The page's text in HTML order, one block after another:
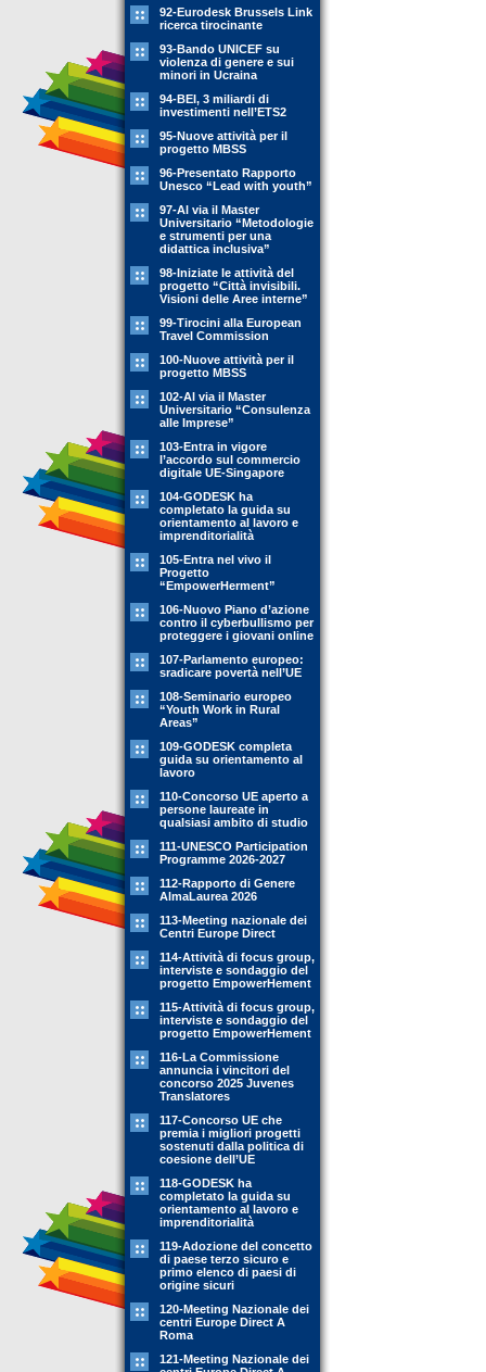
92-Eurodesk Brussels Link
ricerca tirocinante
93-Bando UNICEF su
violenza di genere e sui
minori in Ucraina
94-BEI, 3 miliardi di
investimenti nell’ETS2
95-Nuove attività per il
progetto MBSS
96-Presentato Rapporto
Unesco “Lead with youth”
97-Al via il Master
Universitario “Metodologie
e strumenti per una
didattica inclusiva”
98-Iniziate le attività del
progetto “Città invisibili.
Visioni delle Aree interne”
99-Tirocini alla European
Travel Commission
100-Nuove attività per il
progetto MBSS
102-Al via il Master
Universitario “Consulenza
alle Imprese”
103-Entra in vigore
l’accordo sul commercio
digitale UE-Singapore
104-GODESK ha
completato la guida su
orientamento al lavoro e
imprenditorialità
105-Entra nel vivo il
Progetto
“EmpowerHerment”
106-Nuovo Piano d’azione
contro il cyberbullismo per
proteggere i giovani online
107-Parlamento europeo:
sradicare povertà nell’UE
108-Seminario europeo
“Youth Work in Rural
Areas”
109-GODESK completa
guida su orientamento al
lavoro
110-Concorso UE aperto a
persone laureate in
qualsiasi ambito di studio
111-UNESCO Participation
Programme 2026-2027
112-Rapporto di Genere
AlmaLaurea 2026
113-Meeting nazionale dei
Centri Europe Direct
114-Attività di focus group,
interviste e sondaggio del
progetto EmpowerHement
115-Attività di focus group,
interviste e sondaggio del
progetto EmpowerHement
116-La Commissione
annuncia i vincitori del
concorso 2025 Juvenes
Translatores
117-Concorso UE che
premia i migliori progetti
sostenuti dalla politica di
coesione dell’UE
118-GODESK ha
completato la guida su
orientamento al lavoro e
imprenditorialità
119-Adozione del concetto
di paese terzo sicuro e
primo elenco di paesi di
origine sicuri
120-Meeting Nazionale dei
centri Europe Direct A
Roma
121-Meeting Nazionale dei